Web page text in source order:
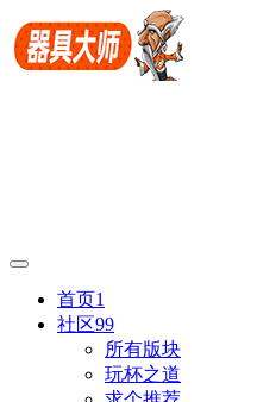
首页1
社区99
所有版块
玩杯之道